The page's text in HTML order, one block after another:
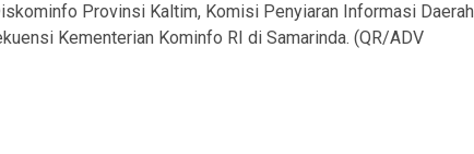
Provinsi Kaltim, Komisi Penyiaran Informasi Daerah
Kementerian Kominfo RI di Samarinda. (QR/ADV